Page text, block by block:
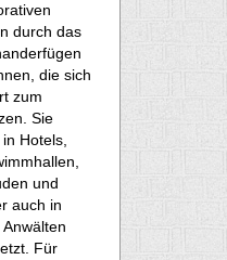
durch das
die sich
zum
Sie
Hotels,
und
auch in
Für